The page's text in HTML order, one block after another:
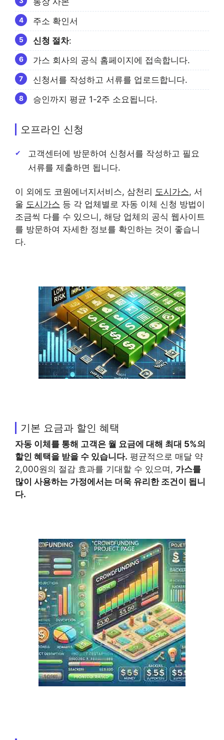
주소 확인서
신청 절차:
가스 회사의 공식 홈페이지에 접속합니다.
신청서를 작성하고 서류를 업로드합니다.
승인까지 평균 1-2주 소요됩니다.
오프라인 신청
고객센터에 방문하여 신청서를 작성하고 필요
서류를 제출하면 됩니다.
이 외에도 코원에너지서비스, 삼천리 도시가스, 서
울 도시가스 등 각 업체별로 자동 이체 신청 방법이
조금씩 다를 수 있으니, 해당 업체의 공식 웹사이트
를 방문하여 자세한 정보를 확인하는 것이 좋습니
다.
기본 요금과 할인 혜택
자동 이체를 통해 고객은 월 요금에 대해 최대 5%의
할인 혜택을 받을 수 있습니다. 평균적으로 매달 약
2,000원의 절감 효과를 기대할 수 있으며, 가스를
많이 사용하는 가정에서는 더욱 유리한 조건이 됩니
다.